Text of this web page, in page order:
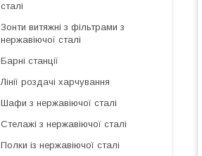
сталі
Зонти витяжні з фільтрами з
нержавіючої сталі
Барні станції
Лінії роздачі харчування
Шафи з нержавіючої сталі
Стелажі з нержавіючої сталі
Полки із нержавіючої сталі